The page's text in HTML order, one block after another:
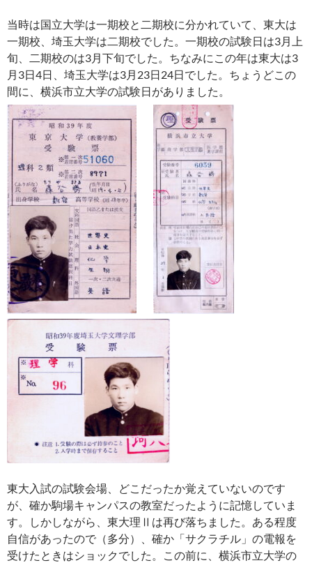
当時は国立大学は一期校と二期校に分かれていて、東大は
一期校、埼玉大学は二期校でした。一期校の試験日は3月上
旬、二期校のは3月下旬でした。ちなみにこの年は東大は3
月3日4日、埼玉大学は3月23日24日でした。ちょうどこの
間に、横浜市立大学の試験日がありました。
東大入試の試験会場、どこだったか覚えていないのです
が、確か駒場キャンパスの教室だったように記憶していま
す。しかしながら、東大理Ⅱは再び落ちました。ある程度
自信があったので（多分）、確か「サクラチル」の電報を
受けたときはショックでした。この前に、横浜市立大学の